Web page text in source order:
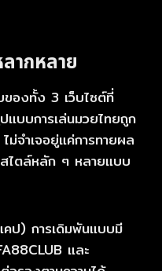
ากหลาย
ของทั้ง 3 เว็บไซต์ที่
แบบการเล่นมวยไทยถูก
จำเจอยู่แค่การทายผล
ไตล์หลัก ๆ หลายแบบ
ป) การเดิมพันแบบมี
และ